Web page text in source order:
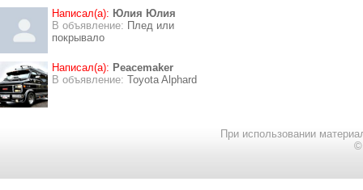
Написал(а): Юлия Юлия
В объявление: Плед или
покрывало
Написал(а): Peacemaker
В объявление: Toyota Alphard
При использовании